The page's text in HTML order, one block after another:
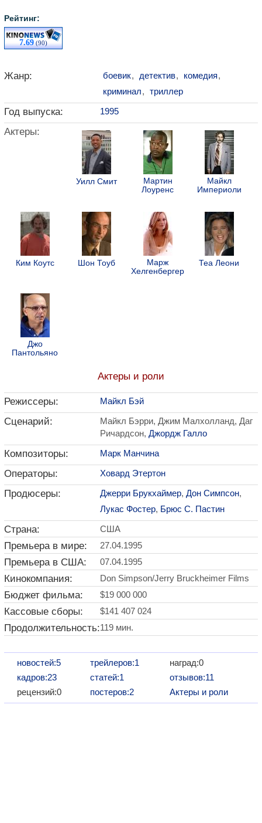
Рейтинг:
7.69 (90)
Жанр: боевик, детектив, комедия,
криминал, триллер
Год выпуска: 1995
Актеры:
Уилл Смит
Мартин
Лоуренс
Майкл
Империоли
Ким Коутс Шон Тоуб
Марж
Хелгенбергер
Теа Леони
Джо
Пантольяно
Актеры и роли
Режиссеры: Майкл Бэй
Сценарий:
Майкл Бэрри, Джим Малхолланд, Даг
Ричардсон, Джордж Галло
Композиторы: Марк Манчина
Операторы: Ховард Этертон
Продюсеры: Джерри Брукхаймер, Дон Симпсон,
Лукас Фостер, Брюс С. Пастин
Страна: США
Премьера в мире: 27.04.1995
Премьера в США: 07.04.1995
Кинокомпания: Don Simpson/Jerry Bruckheimer Films
Бюджет фильма: $19 000 000
Кассовые сборы: $141 407 024
Продолжительность:119 мин.
новостей:5
кадров:23
рецензий:0
трейлеров:1
статей:1
постеров:2
наград:0
отзывов:11
Актеры и роли